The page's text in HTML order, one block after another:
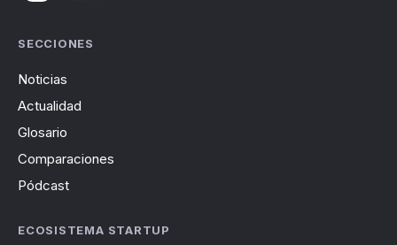
SECCIONES
Noticias
Actualidad
Glosario
Comparaciones
Pódcast
ECOSISTEMA STARTUP